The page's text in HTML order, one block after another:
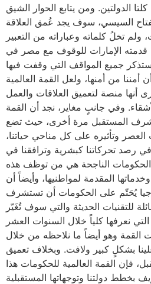
الدولتين. ومن يتابع الحوار الشيق
السيسي، سوف يجد عُمق العلاقة
ولم تخلُ كلماته وعباراته من التعبير
قدمته الإمارات للوقوف مع مصر في
جميع المواقف التي وقفت فيها
من أمنها، ولعل القمة العالمية
أنها منصة لتعميق العلاقات والعمل
وفي جانبٍ مغاير، نجد أن القمة
المستقبل مرة أخرى، حيث تضع
العصر وتأثيره على كل مناحي حياتنا،
رصد تحركاتنا كبشرية وترافقنا في
الحكومات الناجحة هي من توظف هذه
المقدمة لمواطنيها، وأيضاً أن
يُحَتّم على الحكومات أن تستشرف
للتقنيات الحديثة والتي سوف تُغَيّر
نعرفها كلياً خلال السنوات العشر
القمة وهو أيضاً ما نلاحظه من خلال
بشكلٍ كبير ولافت. وبخلاف تعميق
فإن القمة العالمية للحكومات هذا
بخطط دولتنا وتوجهاتها المستقبلية